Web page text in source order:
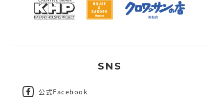
SNS
公式Facebook